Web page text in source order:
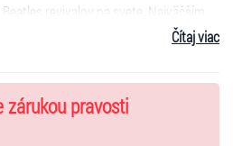
revivalov na svete. Najväčším
tiež v muzikálových projektoch
v Ostrave.
Čítaj viac
pravosti